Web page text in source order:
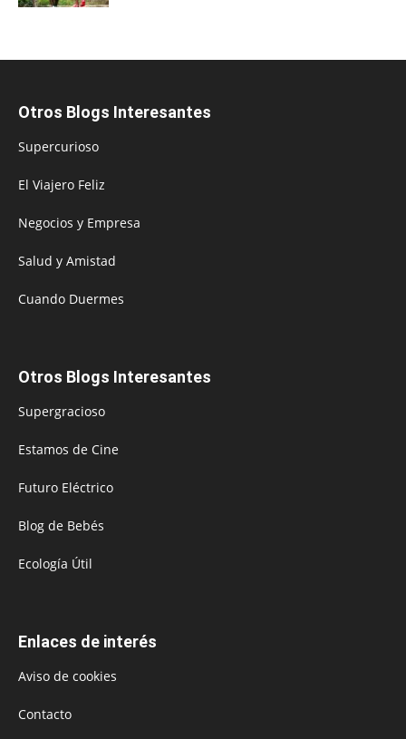
Otros Blogs Interesantes
Supercurioso
El Viajero Feliz
Negocios y Empresa
Salud y Amistad
Cuando Duermes
Otros Blogs Interesantes
Supergracioso
Estamos de Cine
Futuro Eléctrico
Blog de Bebés
Ecología Útil
Enlaces de interés
Aviso de cookies
Contacto